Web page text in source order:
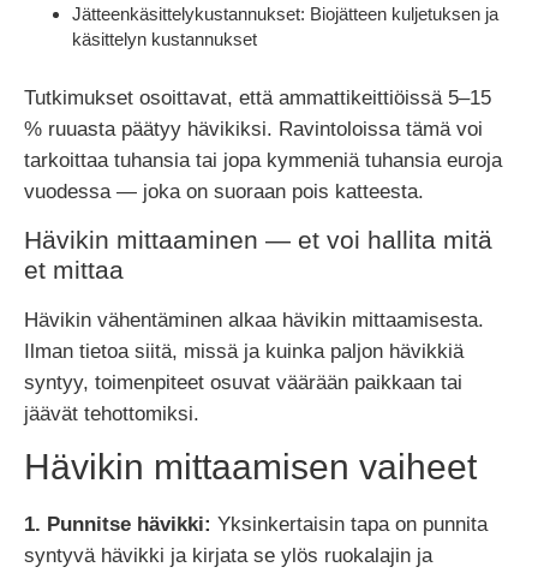
Jätteenkäsittelykustannukset: Biojätteen kuljetuksen ja
käsittelyn kustannukset
Tutkimukset osoittavat, että ammattikeittiöissä 5–15
% ruuasta päätyy hävikiksi. Ravintoloissa tämä voi
tarkoittaa tuhansia tai jopa kymmeniä tuhansia euroja
vuodessa — joka on suoraan pois katteesta.
Hävikin mittaaminen — et voi hallita mitä
et mittaa
Hävikin vähentäminen alkaa hävikin mittaamisesta.
Ilman tietoa siitä, missä ja kuinka paljon hävikkiä
syntyy, toimenpiteet osuvat väärään paikkaan tai
jäävät tehottomiksi.
Hävikin mittaamisen vaiheet
1. Punnitse hävikki: Yksinkertaisin tapa on punnita
syntyvä hävikki ja kirjata se ylös ruokalajin ja